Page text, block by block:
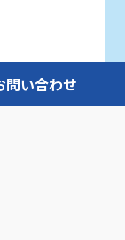
問い合わせ